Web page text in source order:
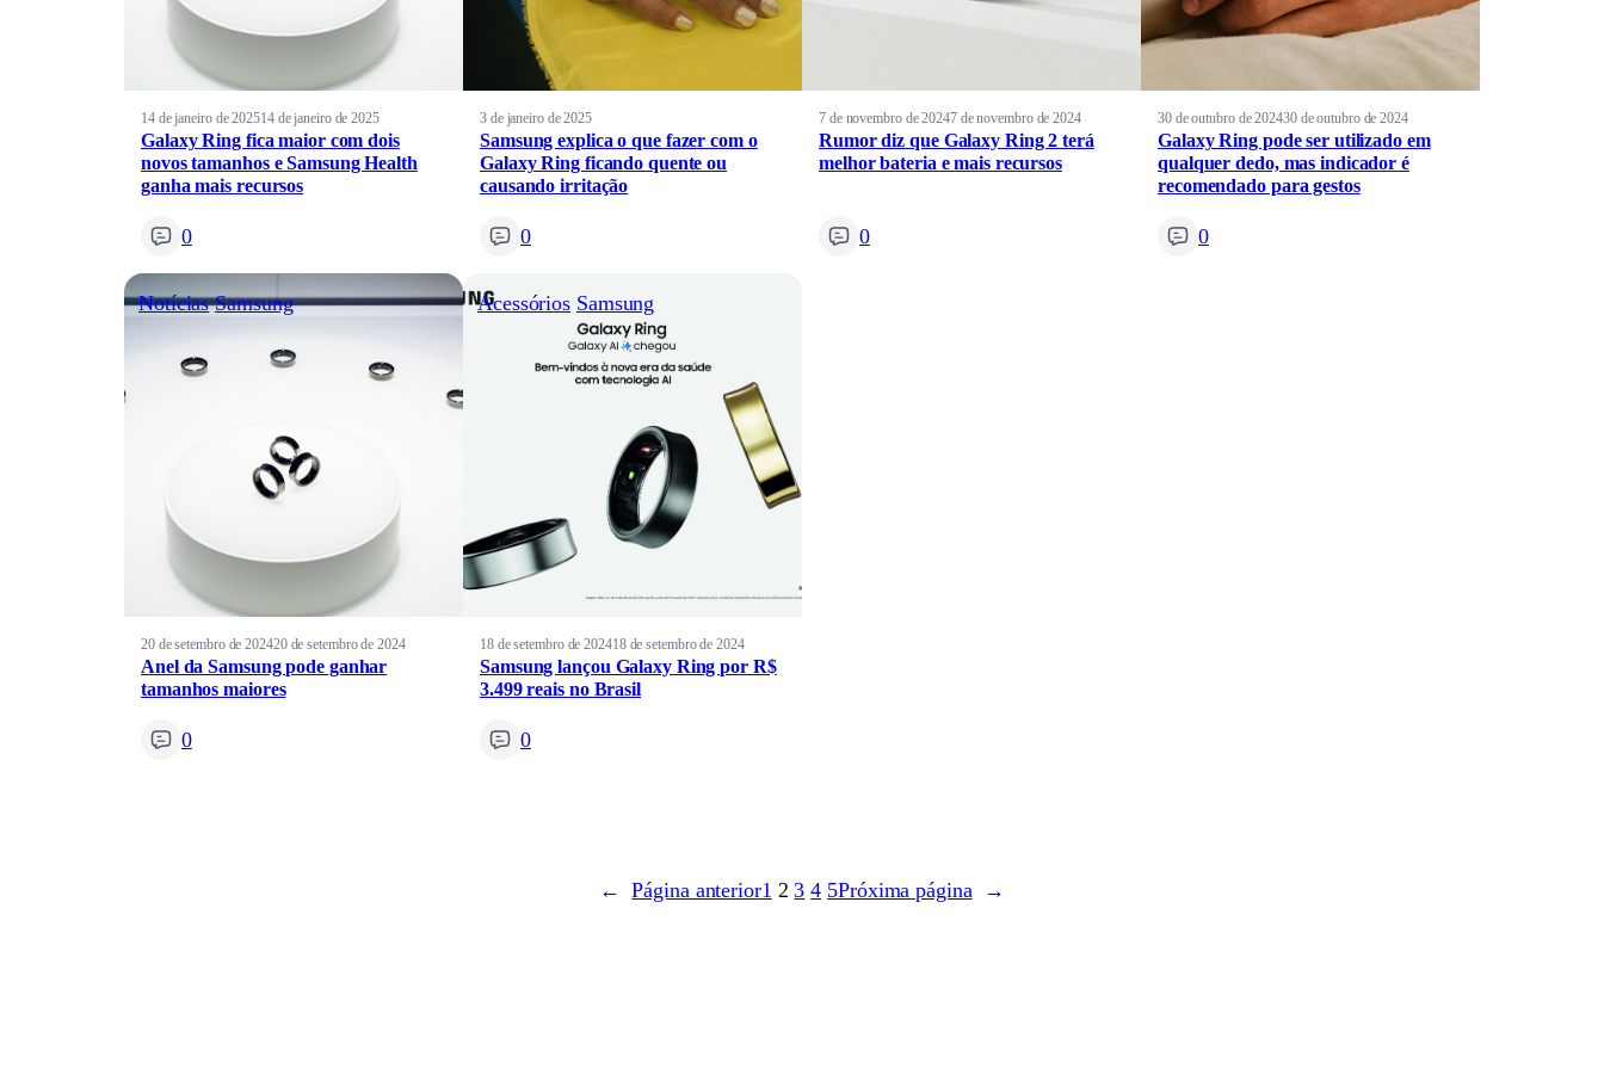
14 de janeiro de 202514 de janeiro de 2025
Galaxy Ring fica maior com dois
novos tamanhos e Samsung Health
ganha mais recursos
0
3 de janeiro de 2025
Samsung explica o que fazer com o
Galaxy Ring ficando quente ou
causando irritação
0
7 de novembro de 20247 de novembro de 2024
Rumor diz que Galaxy Ring 2 terá
melhor bateria e mais recursos
0
30 de outubro de 202430 de outubro de 2024
Galaxy Ring pode ser utilizado em
qualquer dedo, mas indicador é
recomendado para gestos
0
Notícias Samsung
20 de setembro de 202420 de setembro de 2024
Anel da Samsung pode ganhar
tamanhos maiores
0
Acessórios Samsung
18 de setembro de 202418 de setembro de 2024
Samsung lançou Galaxy Ring por R$
3.499 reais no Brasil
0
← Página anterior1 2 3 4 5Próxima página →